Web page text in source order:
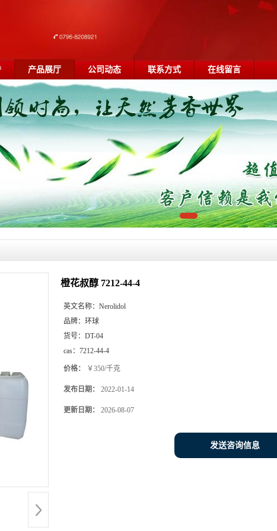
产品展厅 公司动态 联系方式 在线留言
橙花叔醇 7212-44-4
英文名称： Nerolidol
品牌： 环球
货号： DT-04
cas： 7212-44-4
价格： ￥350/千克
发布日期： 2022-01-14
更新日期： 2026-08-07
发送咨询信息